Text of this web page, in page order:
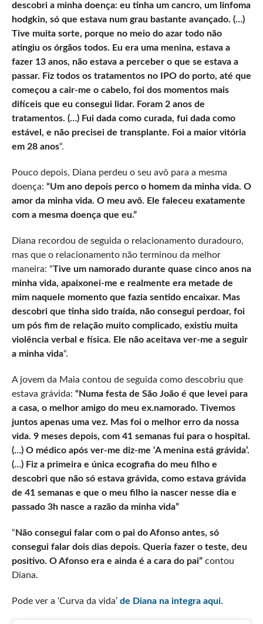
descobri a minha doença: eu tinha um cancro, um linfoma
hodgkin, só que estava num grau bastante avançado. (…)
Tive muita sorte, porque no meio do azar todo não
atingiu os órgãos todos. Eu era uma menina, estava a
fazer 13 anos, não estava a perceber o que se estava a
passar. Fiz todos os tratamentos no IPO do porto, até que
começou a cair-me o cabelo, foi dos momentos mais
difíceis que eu consegui lidar. Foram 2 anos de
tratamentos. (…) Fui dada como curada, fui dada como
estável, e não precisei de transplante. Foi a maior vitória
em 28 anos“.
Pouco depois, Diana perdeu o seu avô para a mesma
doença: “Um ano depois perco o homem da minha vida. O
amor da minha vida. O meu avô. Ele faleceu exatamente
com a mesma doença que eu.”
Diana recordou de seguida o relacionamento duradouro,
mas que o relacionamento não terminou da melhor
maneira: “Tive um namorado durante quase cinco anos na
minha vida, apaixonei-me e realmente era metade de
mim naquele momento que fazia sentido encaixar. Mas
descobri que tinha sido traída, não consegui perdoar, foi
um pós fim de relação muito complicado, existiu muita
violência verbal e física. Ele não aceitava ver-me a seguir
a minha vida“.
A jovem da Maia contou de seguida como descobriu que
estava grávida: “Numa festa de São João é que levei para
a casa, o melhor amigo do meu ex.namorado. Tivemos
juntos apenas uma vez. Mas foi o melhor erro da nossa
vida. 9 meses depois, com 41 semanas fui para o hospital.
(…) O médico após ver-me diz-me ‘A menina está grávida’.
(…) Fiz a primeira e única ecografia do meu filho e
descobri que não só estava grávida, como estava grávida
de 41 semanas e que o meu filho ia nascer nesse dia e
passado 3h nasce a razão da minha vida”
“ Não consegui falar com o pai do Afonso antes, só
consegui falar dois dias depois. Queria fazer o teste, deu
positivo. O Afonso era e ainda é a cara do pai”contou
Diana.
Pode ver a ‘Curva da vida’ de Diana na integra aqui.